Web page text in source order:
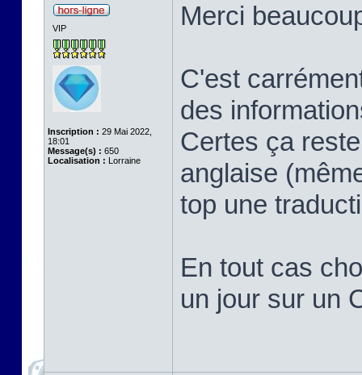
VIP
Inscription : 29 Mai 2022,
18:01
Message(s) : 650
Localisation : Lorraine
Merci
C'est
des
Certes ça
anglaise
top une
En tout cas
un jour sur un